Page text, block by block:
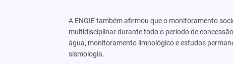
A ENGIE também afirmou que o monitoramento
multidisciplinar durante todo o período de
água, monitoramento limnológico e estudos
sismologia.